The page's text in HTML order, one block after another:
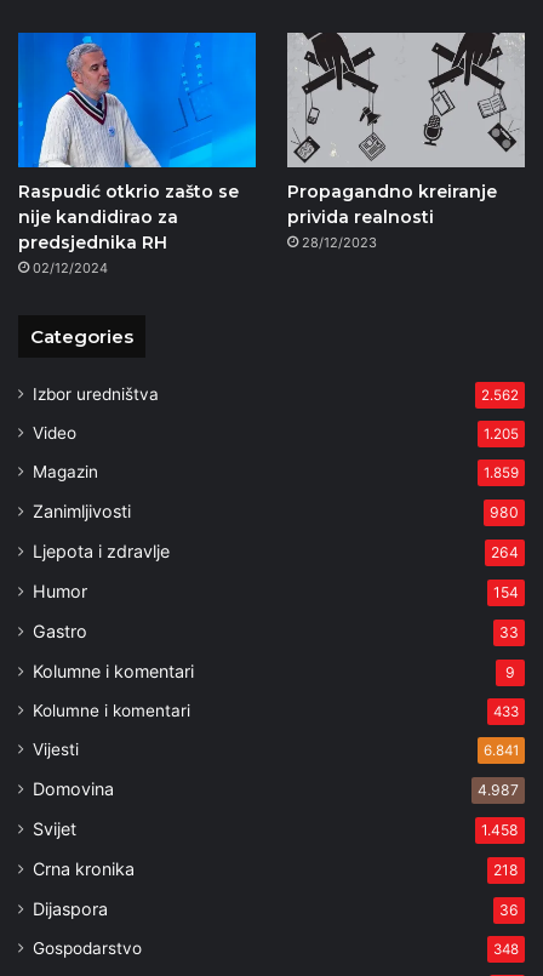
Raspudić otkrio zašto se
nije kandidirao za
predsjednika RH
02/12/2024
Propagandno kreiranje
privida realnosti
28/12/2023
Categories
Izbor uredništva 2.562
Video 1.205
Magazin 1.859
Zanimljivosti 980
Ljepota i zdravlje 264
Humor 154
Gastro 33
Kolumne i komentari 9
Kolumne i komentari 433
Vijesti 6.841
Domovina 4.987
Svijet 1.458
Crna kronika 218
Dijaspora 36
Gospodarstvo 348